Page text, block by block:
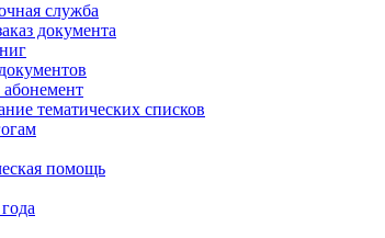
служба
документа
тематических списков
помощь